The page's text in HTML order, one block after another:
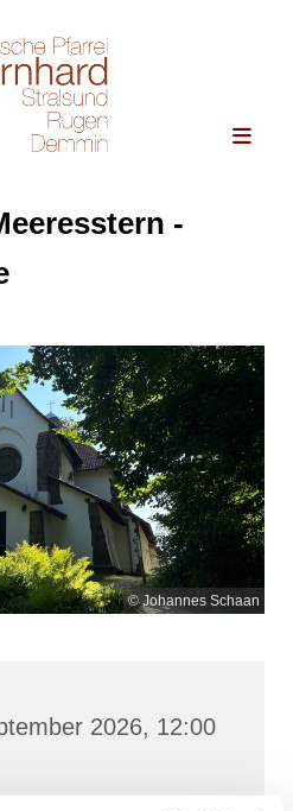
-
© Johannes Schaan
2026, 12:00